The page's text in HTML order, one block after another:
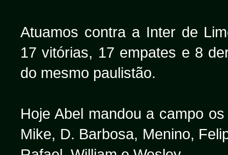
Atuamos contra a Inter de
17 vitórias, 17 empates e 8
do mesmo paulistão.
Hoje Abel mandou a campo
Mike, D. Barbosa, Menino,